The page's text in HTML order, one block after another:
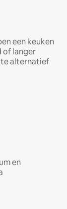
een keuken
of langer
alternatief
en